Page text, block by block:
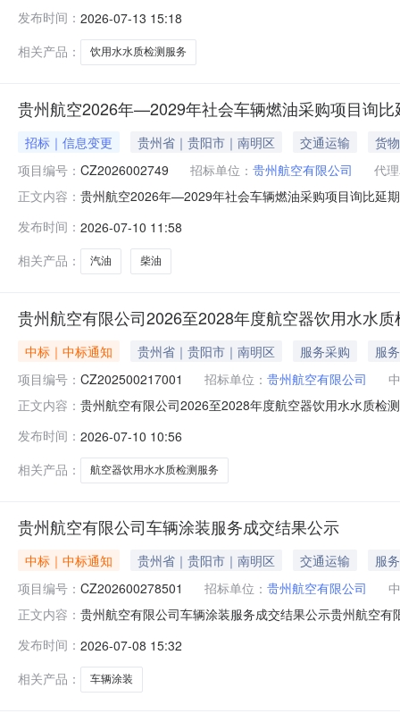
用水水质检测服务成交结果公示项目名称：【2026至
发布时间： 2026-07-13 15:18
相关产品：
饮用水水质检测服务
贵州航空2026年—2029年社会车辆燃油采购项目询比
招标｜信息变更 贵州省｜贵阳市｜南明区 交通运输
货物
项目编号： CZ2026002749 招标单位： 贵州航空有限公司
代
正文内容： 贵州航空2026年—2029年社会车辆燃油采购项目询比延
时间）。变更事项2：原询比公告响应文件递交的截止时
发布时间： 2026-07-10 11:58
相关产品：
汽油 柴油
贵州航空有限公司2026至2028年度航空器饮用水水
中标｜中标通知 贵州省｜贵阳市｜南明区 服务采购
服务
项目编号： CZ202500217001 招标单位： 贵州航空有限公司
正文内容： 贵州航空有限公司2026至2028年度航空器饮用水水质检
术股份有限公司2026至2028年度航空器饮用水水质检测
发布时间： 2026-07-10 10:56
相关产品：
航空器饮用水水质检测服务
贵州航空有限公司车辆涂装服务成交结果公示
中标｜中标通知 贵州省｜贵阳市｜南明区 交通运输
服务
项目编号： CZ202600278501 招标单位： 贵州航空有限公司
正文内容： 贵州航空有限公司车辆涂装服务成交结果公示贵州航空
有限公司车辆涂装132709.5特此公示。公示期2个工作
发布时间： 2026-07-08 15:32
相关产品：
车辆涂装